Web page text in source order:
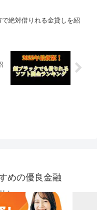
絶対借りれる金貸しを紹
めの優良金融
シー